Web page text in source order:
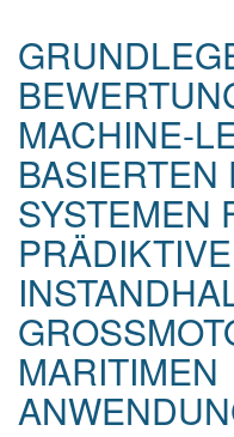
MACHINE-
BASIERTEN
SYSTEMEN
PRÄDIKTIVE
ARITIMEN A